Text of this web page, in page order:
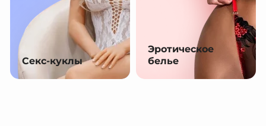
Секс-куклы
Эротическое
белье